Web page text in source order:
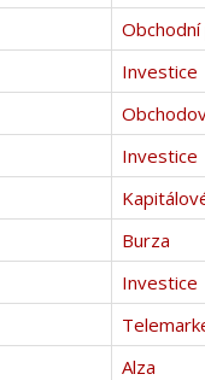
Investice
Investice
Burza
Investice
Alza